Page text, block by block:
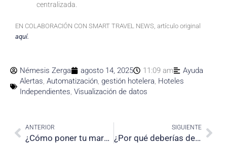
centralizada.
EN COLABORACIÓN CON SMART TRAVEL NEWS, artículo original
aquí.
Némesis Zerga agosto 14, 2025 11:09 am
Ayuda
Alertas, Automatización, gestión hotelera, Hoteles
Independientes, Visualización de datos
ANTERIOR
¿Cómo poner tu marketing hotelero en primer plano?
SIGUIENTE
¿Por qué deberías dejar de hacer pricing manual?